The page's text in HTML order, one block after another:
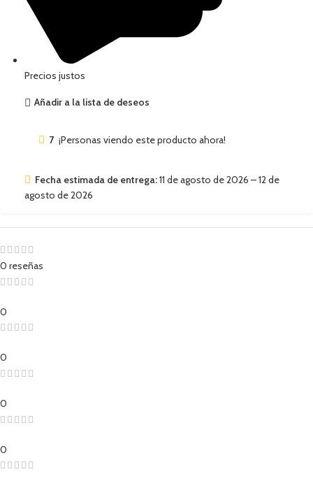
Precios justos
Añadir a la lista de deseos
7 ¡Personas viendo este producto ahora!
Fecha estimada de entrega:11 de agosto de 2026 – 12 de
agosto de 2026
0 reseñas
0
0
0
0